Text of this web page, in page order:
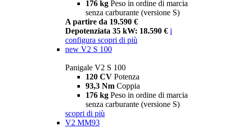
176 kg Peso in ordine di marcia
senza carburante (versione S)
A partire da 19.590 €
Depotenziata 35 kW: 18.590 € i
configura scopri di più
new V2 S 100
Panigale V2 S 100
120 CV Potenza
93,3 Nm Coppia
176 kg Peso in ordine di marcia
senza carburante (versione S)
scopri di più
V2 MM93